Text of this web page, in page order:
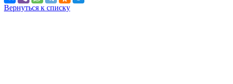
Вернуться к списку